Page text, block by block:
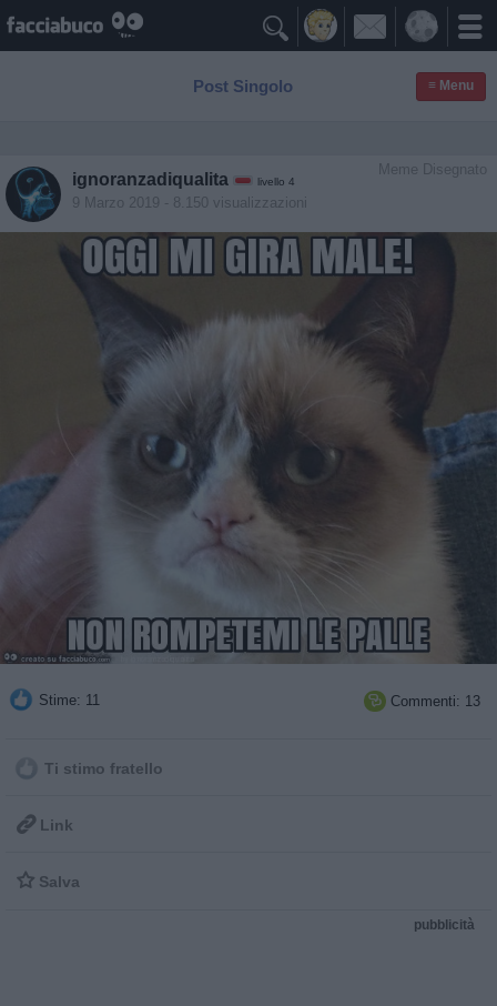

Post Singolo ≡ Menu
Meme Disegnato
ignoranzadiqualita livello 4
9 Marzo 2019 - 8.150 visualizzazioni
Stime: 11  Commenti: 13
Ti stimo fratello
 Link
 Salva
pubblicità